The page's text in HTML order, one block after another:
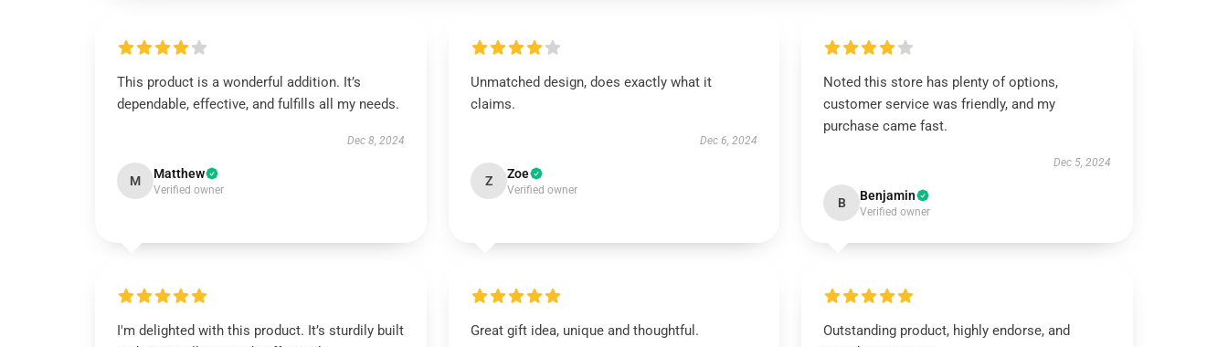
This product is a wonderful addition. It’s
dependable, effective, and fulfills all my needs.
Dec 8, 2024
M Matthew
Verified owner
Unmatched design, does exactly what it
claims.
Dec 6, 2024
Z Zoe
Verified owner
Noted this store has plenty of options,
customer service was friendly, and my
purchase came fast.
Dec 5, 2024
B Benjamin
Verified owner
I'm delighted with this product. It’s sturdily built
Great gift idea, unique and thoughtful.
Outstanding product, highly endorse, and